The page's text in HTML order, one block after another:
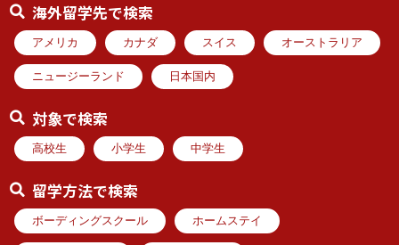
海外留学先で検索
アメリカ カナダ スイス オーストラリア
ニュージーランド 日本国内
対象で検索
高校生 小学生 中学生
留学方法で検索
ボーディングスクール ホームステイ